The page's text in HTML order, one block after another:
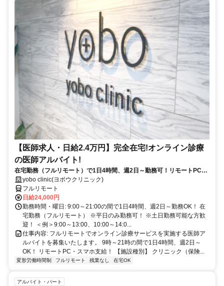
【医師求人・日給2.4万円】完全在宅!オンライン診療
の医師アルバイト!
在宅勤務（フルリモート）で1日4時間、週2日～勤務可！リモートPC・
スマホ支給！
yobo clinic(ヨボウクリニック)
フルリモート
日給24,000円
勤務時間・曜日: 9:00～21:00の間で1日4時間、週2日～勤務OK！ 在
宅勤務（フルリモート） ※平日のみ勤務可！ ※土日勤務可能な方歓
迎！ ＜例＞9:00～13:00、10:00～14:0...
仕事内容: フルリモートでオンライン診療サービスを実施する医師ア
ルバイトを募集いたします。 9時～21時の間で1日4時間、週2日～
OK！ リモートPC・スマホ支給！ 【施設種別】 クリニック（保険...
変形労働時間制 フルリモート 残業なし 在宅OK
アルバイト・パート